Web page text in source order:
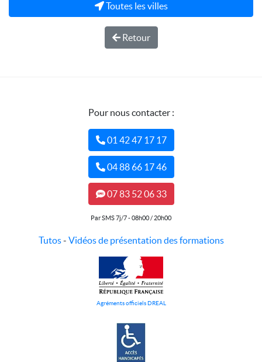
Toutes les villes
Retour
Pour nous contacter :
01 42 47 17 17
04 88 66 17 46
07 83 52 06 33
Par SMS 7j/7 - 08h00 / 20h00
Tutos- Vidéos de présentation des formations
Agréments officiels DREAL